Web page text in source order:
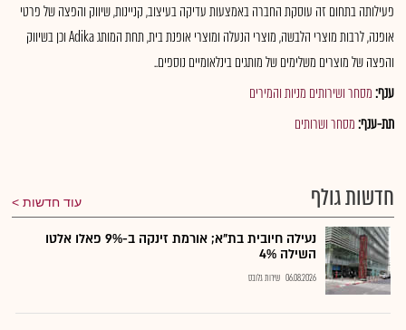
פעילותה בתחום זה עוסקת החברה באמצעות עדיקה בעיצוב, קניינות, שיווק והפצה של פרטי
אופנה, לרבות מוצרי הלבשה, מוצרי הנעלה ומוצרי אופנת בית, תחת המותג Adika וכן בשיווק
והפצה של מוצרים משלימים של מותגים בינלאומיים נוספים..
ענף:מסחר ושירותים מניות והמירים
תת-ענף:מסחר ושרותים
חדשות גולף עוד חדשות
נעילה חיובית בת"א; אורמת זינקה ב-9% פאלו אלטו
השילה 4%
06.08.2026 שירות גלובס